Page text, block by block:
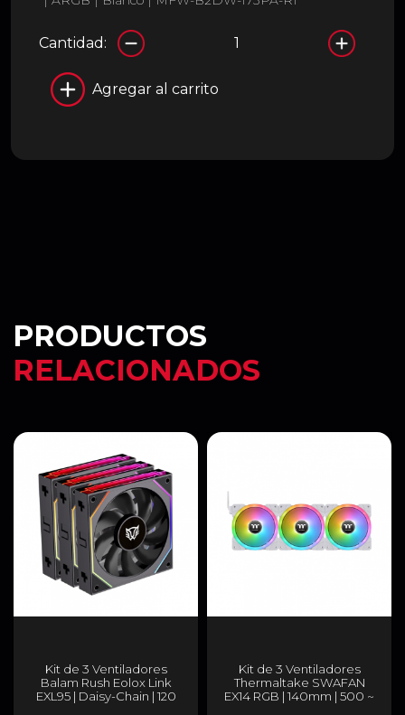
Cantidad:
Agregar al carrito
PRODUCTOS
RELACIONADOS
Kit de 3 Ventiladores
Balam Rush Eolox Link
EXL95 | Daisy-Chain | 120
Kit de 3 Ventiladores
Thermaltake SWAFAN
EX14 RGB | 140mm | 500 ~